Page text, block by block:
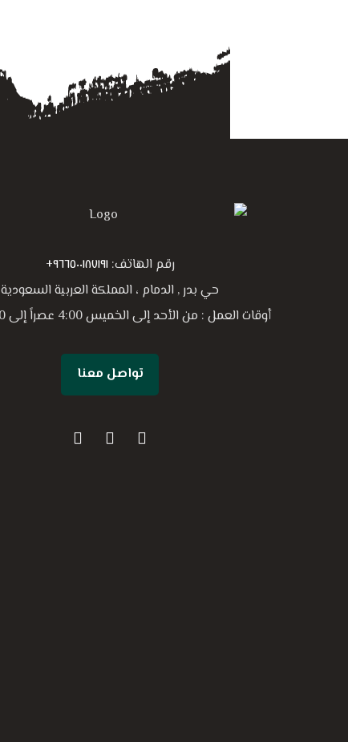
رقم الهاتف:٩٦٦٥٠٠١٨٧١٩١+
حي بدر , الدمام ، المملكة العربية السعودية
أوقات العمل : من الأحد إلى الخميس 4:00 عصراً إلى 8:00 مساءً
تواصل معنا